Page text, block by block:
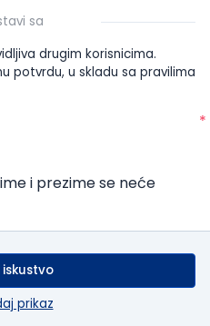
sa
drugim korisnicima.
potvrdu, u skladu sa pravilima
*
i prezime se neće
iskustvo
prikaz